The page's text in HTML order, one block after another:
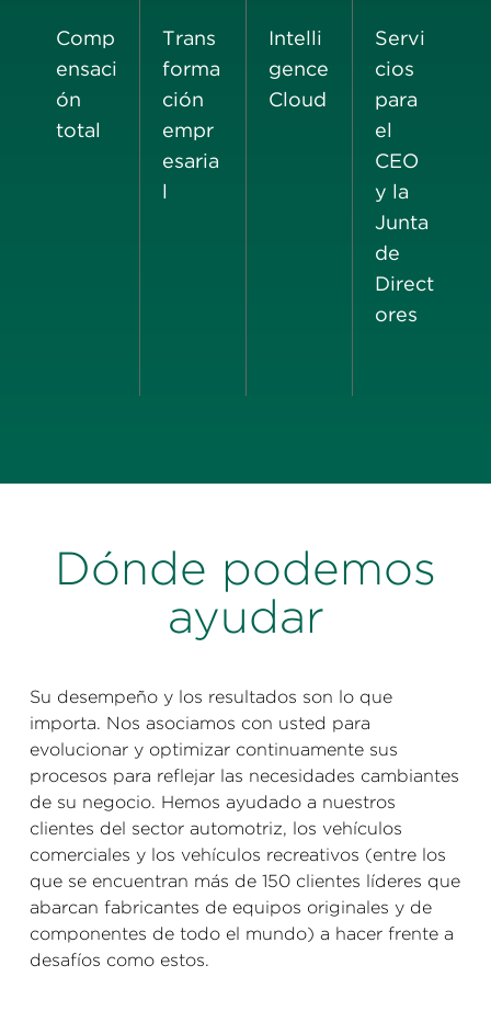
Comp
ensaci
ón
total
Trans
forma
ción
empr
esaria
l
Intelli
gence
Cloud
Servi
cios
para
el
CEO
y la
Junta
de
Direct
ores
Dónde podemos
ayudar
Su desempeño y los resultados son lo que
importa. Nos asociamos con usted para
evolucionar y optimizar continuamente sus
procesos para reflejar las necesidades cambiantes
de su negocio. Hemos ayudado a nuestros
clientes del sector automotriz, los vehículos
comerciales y los vehículos recreativos (entre los
que se encuentran más de 150 clientes líderes que
abarcan fabricantes de equipos originales y de
componentes de todo el mundo) a hacer frente a
desafíos como estos.